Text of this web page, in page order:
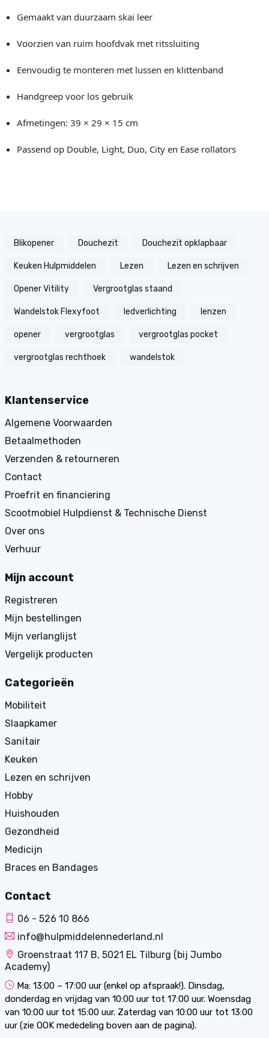
Gemaakt van duurzaam skai leer
Voorzien van ruim hoofdvak met ritssluiting
Eenvoudig te monteren met lussen en klittenband
Handgreep voor los gebruik
Afmetingen: 39 × 29 × 15 cm
Passend op Double, Light, Duo, City en Ease rollators
Blikopener Douchezit Douchezit opklapbaar
Keuken Hulpmiddelen Lezen Lezen en schrijven
Opener Vitility Vergrootglas staand
Wandelstok Flexyfoot ledverlichting lenzen
opener vergrootglas vergrootglas pocket
vergrootglas rechthoek wandelstok
Klantenservice
Algemene Voorwaarden
Betaalmethoden
Verzenden & retourneren
Contact
Proefrit en financiering
Scootmobiel Hulpdienst & Technische Dienst
Over ons
Verhuur
Mijn account
Registreren
Mijn bestellingen
Mijn verlanglijst
Vergelijk producten
Categorieën
Mobiliteit
Slaapkamer
Sanitair
Keuken
Lezen en schrijven
Hobby
Huishouden
Gezondheid
Medicijn
Braces en Bandages
Contact
06 - 526 10 866
info@hulpmiddelennederland.nl
Groenstraat 117 B, 5021 EL Tilburg (bij Jumbo
Academy)
Ma: 13:00 – 17:00 uur (enkel op afspraak!). Dinsdag,
donderdag en vrijdag van 10:00 uur tot 17:00 uur. Woensdag
van 10:00 uur tot 15:00 uur. Zaterdag van 10:00 uur tot 13:00
uur (zie OOK mededeling boven aan de pagina).